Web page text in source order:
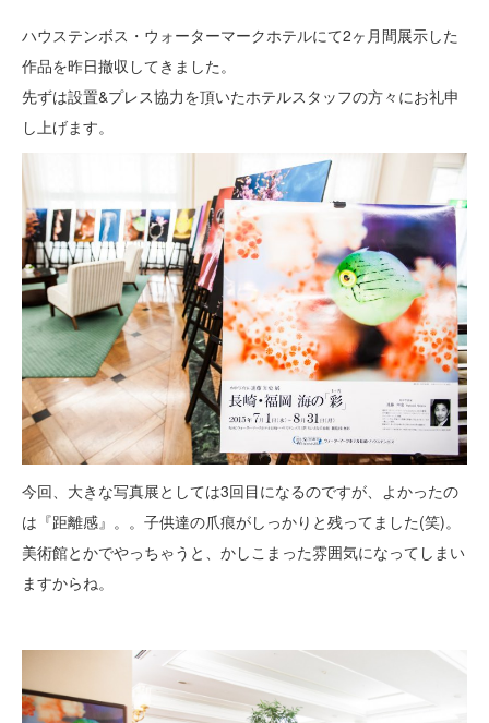
ハウステンボス・ウォーターマークホテルにて2ヶ月間展示した
作品を昨日撤収してきました。
先ずは設置&プレス協力を頂いたホテルスタッフの方々にお礼申
し上げます。
今回、大きな写真展としては3回目になるのですが、よかったの
は『距離感』。。子供達の爪痕がしっかりと残ってました(笑)。
美術館とかでやっちゃうと、かしこまった雰囲気になってしまい
ますからね。